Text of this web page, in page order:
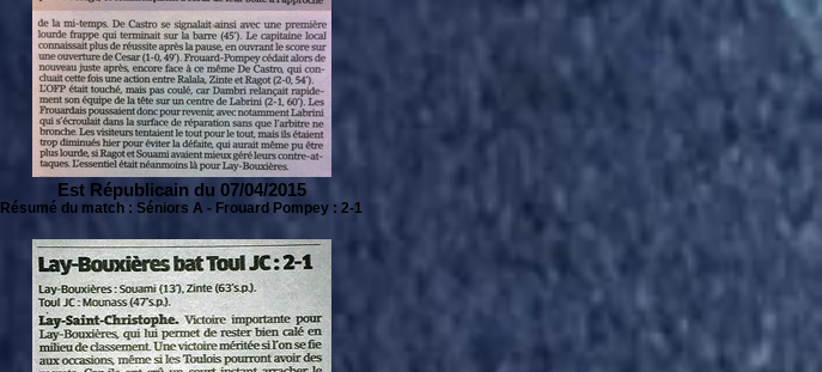
Est Républicain du 07/04/2015
Résumé du match : Séniors A - Frouard Pompey : 2-1